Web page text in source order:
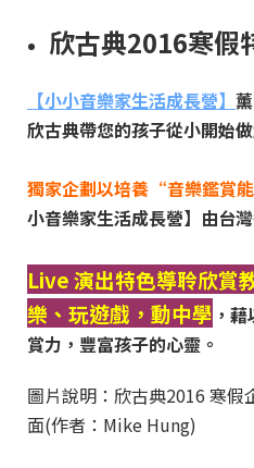
欣古典2016寒假
【小小音樂家生活成長營】
欣古典帶您的孩子從小開始
獨家企劃以培養“音樂鑑賞
小音樂家生活成長營】由台
Live 演出特色導聆欣賞
樂、玩遊戲，動中學 ，
賞力，豐富孩子的心靈。
圖片說明：欣古典2016 寒假
面(作者：Mike Hung)